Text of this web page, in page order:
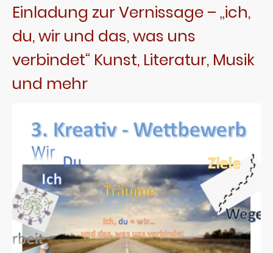
Einladung zur Vernissage – „ich,
du, wir und das, was uns
verbindet“ Kunst, Literatur, Musik
und mehr